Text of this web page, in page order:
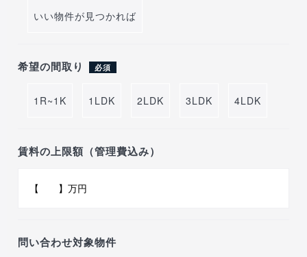
いい物件が見つかれば
希望の間取り 必須
1R~1K 1LDK 2LDK 3LDK 4LDK
賃料の上限額（管理費込み）
問い合わせ対象物件